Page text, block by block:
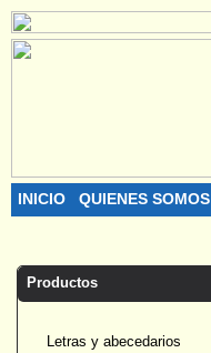
INICIO QUIENES SOMOS
Productos
Letras y abecedarios